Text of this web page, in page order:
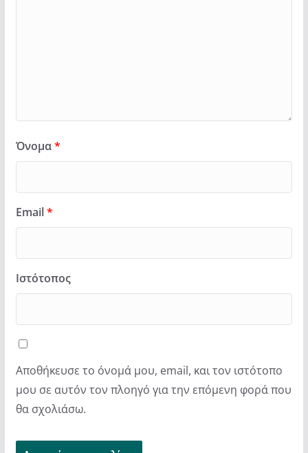
Όνομα*
Email*
Ιστότοπος
Αποθήκευσε το όνομά μου, email, και τον ιστότοπο
μου σε αυτόν τον πλοηγό για την επόμενη φορά που
θα σχολιάσω.